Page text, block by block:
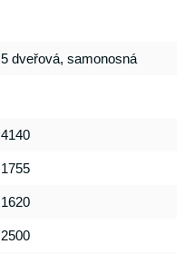
5 dveřová, samonosná
4140
1755
1620
2500